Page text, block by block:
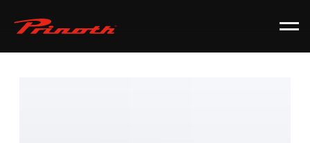
Prinoth - Corporate Website